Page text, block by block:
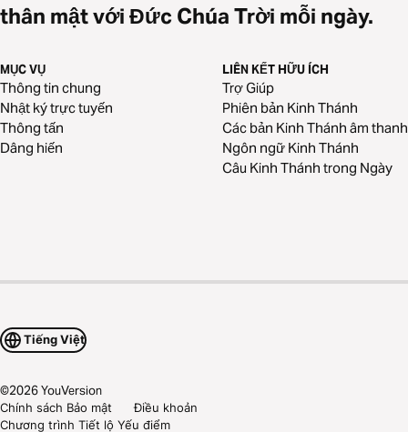
thân mật với Đức Chúa Trời mỗi ngày.
MỤC VỤ
Thông tin chung
Nhật ký trực tuyến
Thông tấn
Dâng hiến
LIÊN KẾT HỮU ÍCH
Trợ Giúp
Phiên bản Kinh Thánh
Các bản Kinh Thánh âm thanh
Ngôn ngữ Kinh Thánh
Câu Kinh Thánh trong Ngày
Tiếng Việt
©2026YouVersion
Chính sách Bảo mật
Điều khoản
Chương trình Tiết lộ Yếu điểm